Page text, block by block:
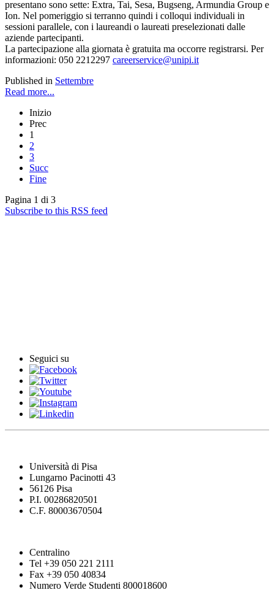
presentano sono sette: Extra, Tai, Sesa, Bugseng, Armundia Group e
Ion. Nel pomeriggio si terranno quindi i colloqui individuali in
sessioni parallele, con i laureandi o laureati preselezionati dalle
aziende partecipanti.
La partecipazione alla giornata è gratuita ma occorre registrarsi. Per
informazioni: 050 2212297 careerservice@unipi.it
Published in Settembre
Read more...
Inizio
Prec
1
2
3
Succ
Fine
Pagina 1 di 3
Subscribe to this RSS feed
Seguici su
Università di Pisa
Lungarno Pacinotti 43
56126 Pisa
P.I. 00286820501
C.F. 80003670504
Centralino
Tel +39 050 221 2111
Fax +39 050 40834
Numero Verde Studenti 800018600